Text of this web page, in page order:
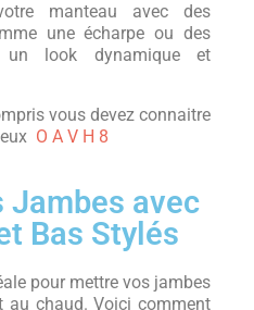
manteau avec des
une écharpe ou des
un look dynamique et
vous devez connaitre
O A V H 8
Jambes avec
Bas Stylés
pour mettre vos jambes
au chaud. Voici comment